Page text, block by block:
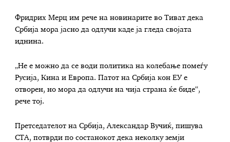
Фридрих Мерц им рече на новинарите во Тиват дека
Србија мора јасно да одлучи каде ја гледа својата
иднина.
„Не е можно да се води политика на колебање помеѓу
Русија, Кина и Европа. Патот на Србија кон ЕУ е
отворен, но мора да одлучи на чија страна ќе биде“,
рече тој.
Претседателот на Србија, Александар Вучиќ, пишува
СТА, потврди по состанокот дека неколку земји